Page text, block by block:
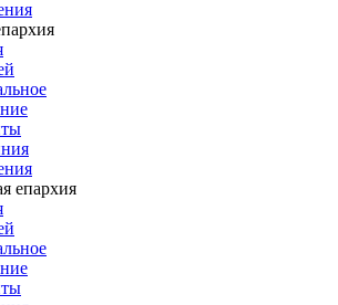
епархия